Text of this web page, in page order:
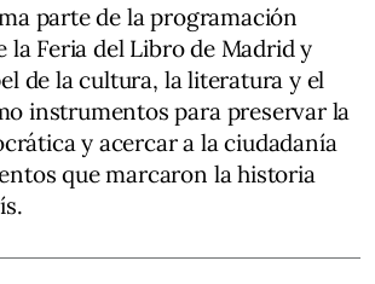
parte de la programación
la Feria del Libro de Madrid y
de la cultura, la literatura y el
instrumentos para preservar la
y acercar a la ciudadanía
que marcaron la historia